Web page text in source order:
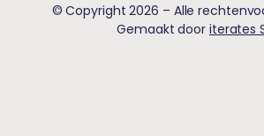
© Copyright 2026 – Alle
Gemaakt door iterates